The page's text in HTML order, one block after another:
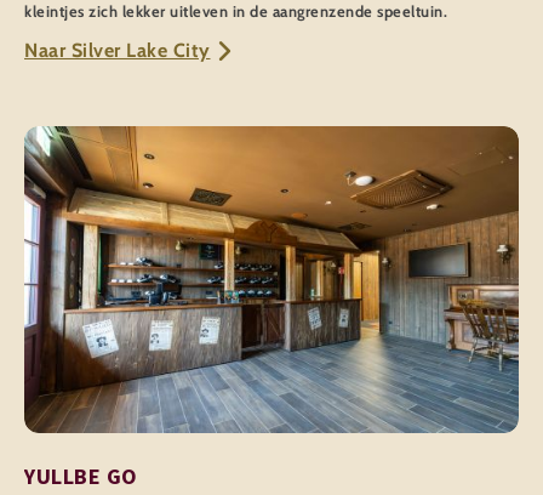
kleintjes zich lekker uitleven in de aangrenzende speeltuin.
Naar Silver Lake City
YULLBE GO